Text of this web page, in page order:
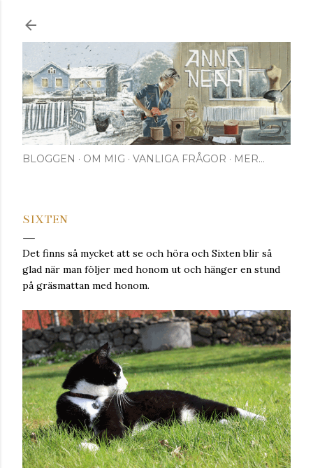
BLOGGEN OM MIG VANLIGA FRÅGOR MER…
SIXTEN
Det finns så mycket att se och höra och Sixten blir så
glad när man följer med honom ut och hänger en stund
på gräsmattan med honom.